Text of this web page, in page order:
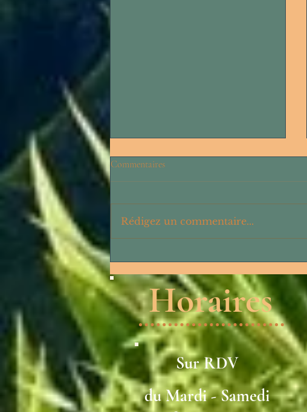
Commentaires
Rédigez un commentaire...
Sur RDV
du Mardi - Samedi
Horaires